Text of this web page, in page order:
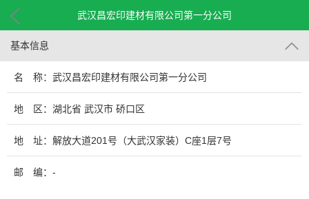
武汉昌宏印建材有限公司第一分公司
基本信息
名 称：武汉昌宏印建材有限公司第一分公司
地 区：湖北省 武汉市 硚口区
地 址：解放大道201号（大武汉家装）C座1层7号
邮 编：-